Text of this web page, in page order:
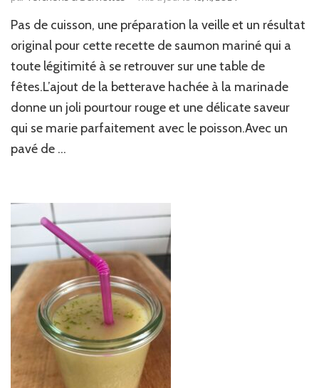
Pas de cuisson, une préparation la veille et un résultat
original pour cette recette de saumon mariné qui a
toute légitimité à se retrouver sur une table de
fêtes.L’ajout de la betterave hachée à la marinade
donne un joli pourtour rouge et une délicate saveur
qui se marie parfaitement avec le poisson.Avec un
pavé de …